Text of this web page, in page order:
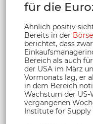
für die
Ähnlich positiv
Bereits in der
berichtet, dass
Bereich als auch
der USA im März
Vormonats lag, er
in dem Bereich
Wachstum der
vergangenen
Institute for Supply